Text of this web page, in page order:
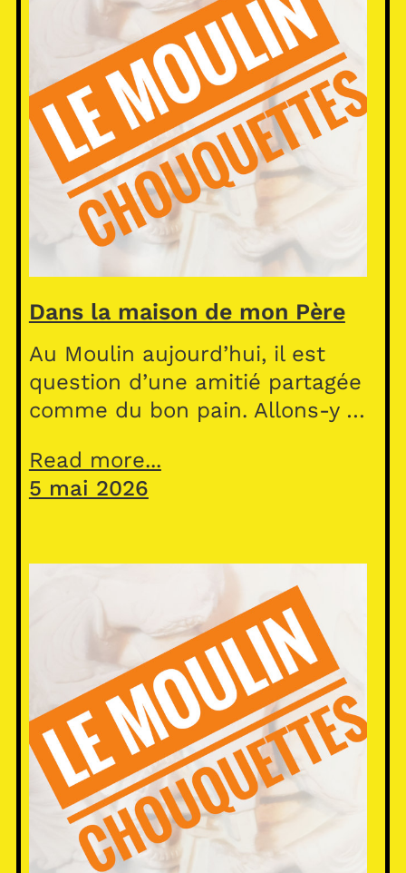
Dans la maison de mon Père
Au Moulin aujourd’hui, il est
question d’une amitié partagée
comme du bon pain. Allons-y …
Read more...
5 mai 2026